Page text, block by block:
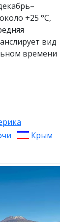
+25 °C,
вид
времени
Крым